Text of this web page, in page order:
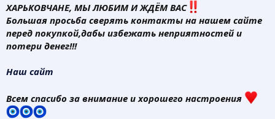
ХАРЬКОВЧАНЕ, МЫ ЛЮБИМ И ЖДЁМ ВАС
Большая просьба сверять контакты на нашем сайте
перед покупкой,дабы избежать неприятностей и
потери денег!!!
Наш сайт
Всем спасибо за внимание и хорошего настроения